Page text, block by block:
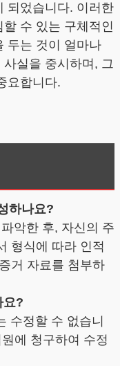
되었습니다. 이러한
수 있는 구체적인
두는 것이 얼마나
실을 중시하며, 그
요합니다.
하나요?
악한 후, 자신의 주
형식에 따라 인적
거 자료를 첨부하
요?
수정할 수 없습니
에 청구하여 수정